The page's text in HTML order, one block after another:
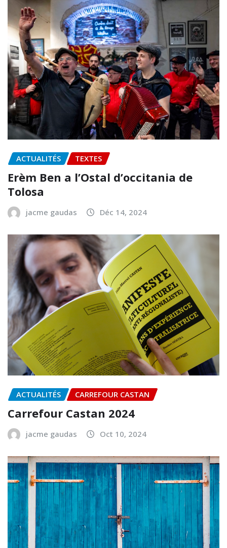
ACTUALITÉS TEXTES
Erèm Ben a l’Ostal d’occitania de
Tolosa
jacme gaudas Déc 14, 2024
ACTUALITÉS CARREFOUR CASTAN
Carrefour Castan 2024
jacme gaudas Oct 10, 2024